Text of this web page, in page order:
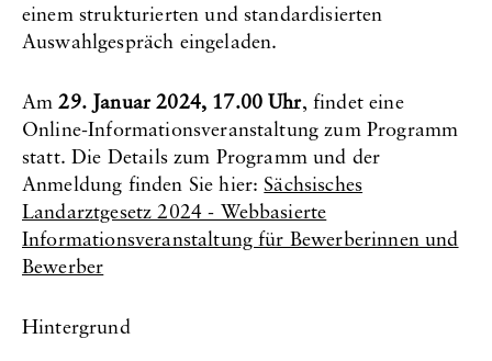
einem strukturierten und standardisierten
Auswahlgespräch eingeladen.
Am29. Januar 2024, 17.00 Uhr, findet eine
Online-Informationsveranstaltung zum Programm
statt. Die Details zum Programm und der
Anmeldung finden Sie hier: Sächsisches
Landarztgesetz 2024 - Webbasierte
Informationsveranstaltung für Bewerberinnen und
Bewerber
Hintergrund